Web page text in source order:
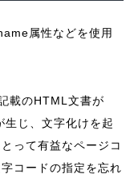
属性などを使用
載のHTML文書が
じ、文字化けを起
って有益なページコ
コードの指定を忘れ